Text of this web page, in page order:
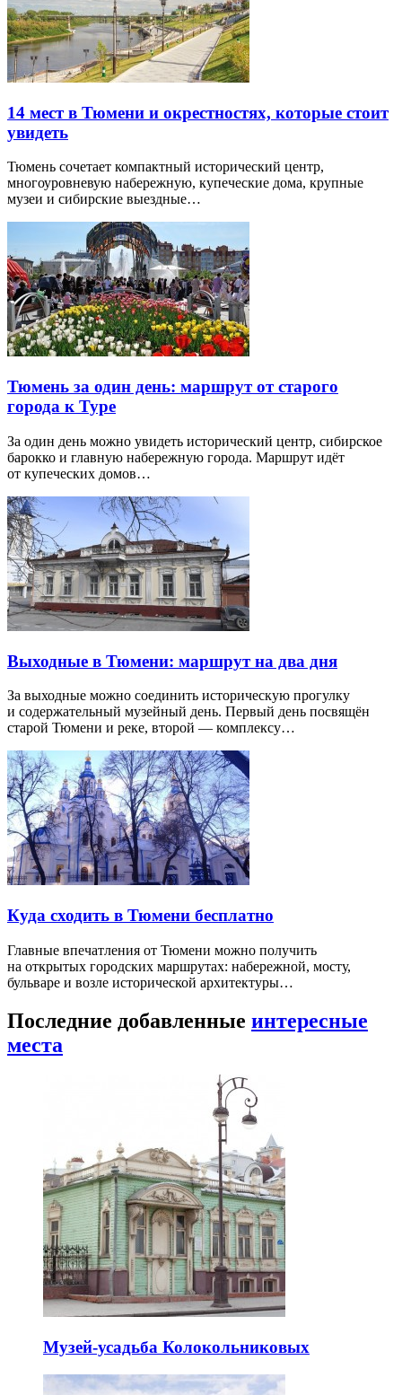
14 мест в Тюмени и окрестностях, которые стоит
увидеть
Тюмень сочетает компактный исторический центр,
многоуровневую набережную, купеческие дома, крупные
музеи и сибирские выездные…
Тюмень за один день: маршрут от старого
города к Туре
За один день можно увидеть исторический центр, сибирское
барокко и главную набережную города. Маршрут идёт
от купеческих домов…
Выходные в Тюмени: маршрут на два дня
За выходные можно соединить историческую прогулку
и содержательный музейный день. Первый день посвящён
старой Тюмени и реке, второй — комплексу…
Куда сходить в Тюмени бесплатно
Главные впечатления от Тюмени можно получить
на открытых городских маршрутах: набережной, мосту,
бульваре и возле исторической архитектуры…
Последние добавленные интересные
места
Музей-усадьба Колокольниковых